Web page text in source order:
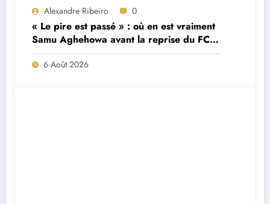
Alexandre Ribeiro 0
« Le pire est passé » : où en est vraiment
Samu Aghehowa avant la reprise du FC
Porto ?
6 Août 2026